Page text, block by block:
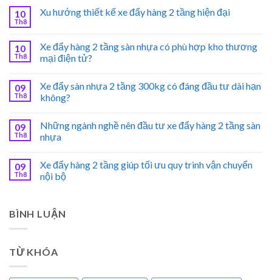
10
Th8
Xu hướng thiết kế xe đẩy hàng 2 tầng hiện đại
10
Th8
Xe đẩy hàng 2 tầng sàn nhựa có phù hợp kho thương
mại điện tử?
09
Th8
Xe đẩy sàn nhựa 2 tầng 300kg có đáng đầu tư dài hạn
không?
09
Th8
Những ngành nghề nên đầu tư xe đẩy hàng 2 tầng sàn
nhựa
09
Th8
Xe đẩy hàng 2 tầng giúp tối ưu quy trình vận chuyển
nội bộ
BÌNH LUẬN
TỪ KHÓA